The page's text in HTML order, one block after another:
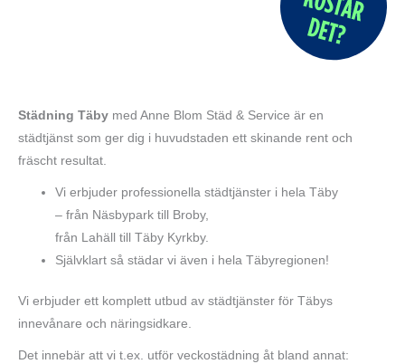
Städning Täby med Anne Blom Städ & Service är en
städtjänst som ger dig i huvudstaden ett skinande rent och
fräscht resultat.
Vi erbjuder professionella städtjänster i hela Täby
– från Näsbypark till Broby,
från Lahäll till Täby Kyrkby.
Självklart så städar vi även i hela Täbyregionen!
Vi erbjuder ett komplett utbud av städtjänster för Täbys
innevånare och näringsidkare.
Det innebär att vi t.ex. utför veckostädning åt bland annat: